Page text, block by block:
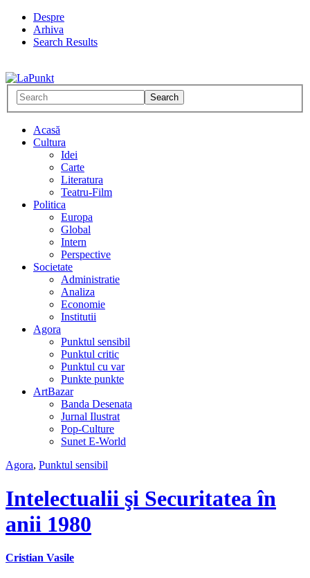
Despre
Arhiva
Search Results
Acasă
Cultura
Idei
Carte
Literatura
Teatru-Film
Politica
Europa
Global
Intern
Perspective
Societate
Administratie
Analiza
Economie
Institutii
Agora
Punktul sensibil
Punktul critic
Punktul cu var
Punkte punkte
ArtBazar
Banda Desenata
Jurnal Ilustrat
Pop-Culture
Sunet E-World
Agora, Punktul sensibil
Intelectualii şi Securitatea în
anii 1980
Cristian Vasile